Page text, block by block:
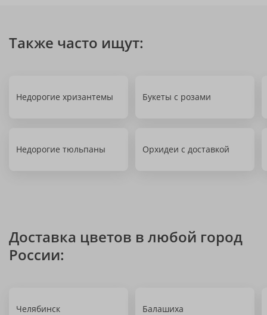
Также часто ищут:
Недорогие хризантемы Букеты с розами
Недорогие тюльпаны Орхидеи с доставкой
Доставка цветов в любой город
России:
Челябинск Балашиха